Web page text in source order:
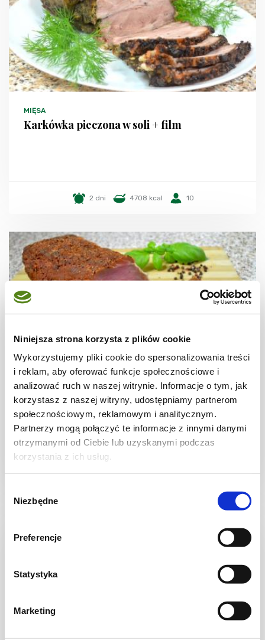
Niniejsza strona korzysta z plików cookie
Wykorzystujemy pliki cookie do spersonalizowania treści
i reklam, aby oferować funkcje społecznościowe i
analizować ruch w naszej witrynie. Informacje o tym, jak
korzystasz z naszej witryny, udostępniamy partnerom
społecznościowym, reklamowym i analitycznym.
Partnerzy mogą połączyć te informacje z innymi danymi
otrzymanymi od Ciebie lub uzyskanymi podczas
korzystania z ich usług.
zgody
Niezbędne
Preferencje
Statystyka
Marketing
MIĘSA
Karkówka pieczona w soli + film
2 dni 4708 kcal 10
MIĘSA
Schab a’la polędwica łososiowa + film –
Smakowite Dania